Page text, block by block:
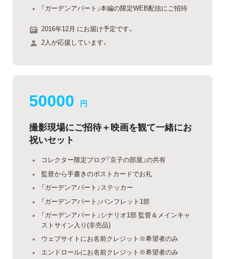
「ガーデンアパート」本編の限定WEB配信にご招待
2016年12月 にお届け予定です。
2人が応援しています。
50000 円
撮影現場にご招待＋映画を観て一緒にお
祝いセット
コレクター限定ブログ「京子の部屋」の共有
監督から手書きのポストカードでお礼
「ガーデンアパート」ステッカー
「ガーデンアパート」パンフレット1部
「ガーデンアパート」シナリオ1部 監督＆メインキャ
ストサイン入り(非売品)
ウェブサイトにお名前クレジット※希望者のみ
エンドロールにお名前クレジット※希望者のみ